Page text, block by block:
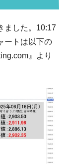
管がサーバ
を増やしま
いのか？
億ド
れる状態
明を支持しな
ました。10:17
ートは以下の
』より